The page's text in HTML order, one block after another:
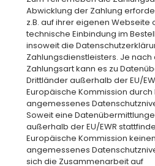
Abwicklung der Zahlung
z.B. auf ihrer eigenen Webseite
technische Einbindung im
insoweit die
Zahlungsdienstleisters. Je
Zahlungsart kann es zu
Drittländer außerhalb der EU/
Europäische Kommission durch
angemessenes
Soweit eine
außerhalb der EU/EWR
Europäische Kommission
angemessenes
sich die Zusammenarbeit auf